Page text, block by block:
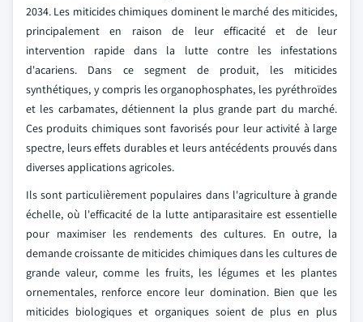
2034. Les miticides chimiques dominent le marché des miticides,
principalement en raison de leur efficacité et de leur
intervention rapide dans la lutte contre les infestations
d'acariens. Dans ce segment de produit, les miticides
synthétiques, y compris les organophosphates, les pyréthroïdes
et les carbamates, détiennent la plus grande part du marché.
Ces produits chimiques sont favorisés pour leur activité à large
spectre, leurs effets durables et leurs antécédents prouvés dans
diverses applications agricoles.
Ils sont particulièrement populaires dans l'agriculture à grande
échelle, où l'efficacité de la lutte antiparasitaire est essentielle
pour maximiser les rendements des cultures. En outre, la
demande croissante de miticides chimiques dans les cultures de
grande valeur, comme les fruits, les légumes et les plantes
ornementales, renforce encore leur domination. Bien que les
miticides biologiques et organiques soient de plus en plus